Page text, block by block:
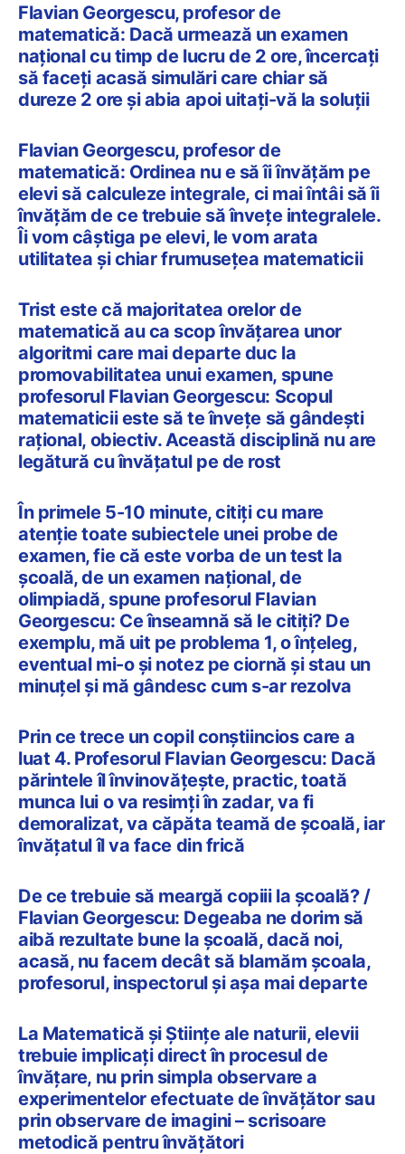
Flavian Georgescu, profesor de
matematică: Dacă urmează un examen
național cu timp de lucru de 2 ore, încercați
să faceți acasă simulări care chiar să
dureze 2 ore și abia apoi uitați-vă la soluții
Flavian Georgescu, profesor de
matematică: Ordinea nu e să îi învățăm pe
elevi să calculeze integrale, ci mai întâi să îi
învățăm de ce trebuie să învețe integralele.
Îi vom câștiga pe elevi, le vom arata
utilitatea și chiar frumusețea matematicii
Trist este că majoritatea orelor de
matematică au ca scop învățarea unor
algoritmi care mai departe duc la
promovabilitatea unui examen, spune
profesorul Flavian Georgescu: Scopul
matematicii este să te învețe să gândești
rațional, obiectiv. Această disciplină nu are
legătură cu învățatul pe de rost
În primele 5-10 minute, citiți cu mare
atenție toate subiectele unei probe de
examen, fie că este vorba de un test la
școală, de un examen național, de
olimpiadă, spune profesorul Flavian
Georgescu: Ce înseamnă să le citiți? De
exemplu, mă uit pe problema 1, o înțeleg,
eventual mi-o și notez pe ciornă și stau un
minuțel și mă gândesc cum s-ar rezolva
Prin ce trece un copil conștiincios care a
luat 4. Profesorul Flavian Georgescu: Dacă
părintele îl învinovăţeşte, practic, toată
munca lui o va resimţi în zadar, va fi
demoralizat, va căpăta teamă de şcoală, iar
învăţatul îl va face din frică
De ce trebuie să meargă copiii la şcoală? /
Flavian Georgescu: Degeaba ne dorim să
aibă rezultate bune la şcoală, dacă noi,
acasă, nu facem decât să blamăm şcoala,
profesorul, inspectorul şi aşa mai departe
La Matematică și Științe ale naturii, elevii
trebuie implicați direct în procesul de
învățare, nu prin simpla observare a
experimentelor efectuate de învățător sau
prin observare de imagini – scrisoare
metodică pentru învățători